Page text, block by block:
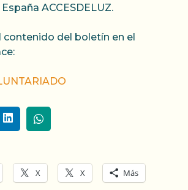
ACCESDELUZ.
contenido del boletín en el
X X Más